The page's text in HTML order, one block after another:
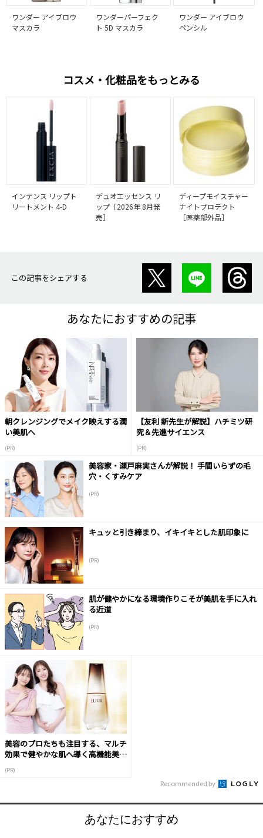
ワンダー アイブロウ
マスカラ
ワンダーパーフェク
ト 5D マスカラ
ワンダー アイブロウ
ペンシル
コスメ・化粧品をもっとみる
インテンス リップト
リートメント 4-D
デュオエッセンス リ
ップ［2026年 8月発
売］
ディープモイスチャー
ナイトプロテクト
［医薬部外品］
この記事をシェアする
あなたにおすすめの記事
朝クレンジングでメイク映えする潤
い美肌へ
(PR)
【友利 新先生が解説】ハチミツ研
究＆先進サイエンス
(PR)
美容家・瀬戸麻実さんが解説！ 手間いらずの毛
穴・くすみケア
(PR)
キュッと引き締まり、イキイキとした肌印象に
(PR)
肌が健やかになる環境作りこそが美肌を手に入れ
る近道
(PR)
美容のプロたちも注目する、マルチ
効果で健やかな肌へ導く高機能美容
(PR)
Recommended by
あなたにおすすめ